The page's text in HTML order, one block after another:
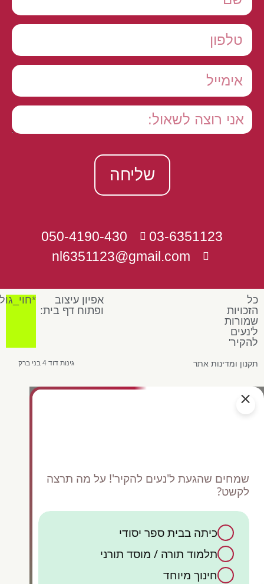
שליחה
03-6351123
050-4190-430
nl6351123@gmail.com
כל
הזכויות
שמורות
ל'נעים
להקיר'
אפיון עיצוב
ופתוח דף בית:
תקנון ומדינות אתר גינות דוד 4 בני ברק
שמחים שהגעת ל'נעים להקיר'! על מה תרצה
לקשט?
כיתה בבית ספר יסודי
תלמוד תורה / מוסד תורני
חינוך מיוחד